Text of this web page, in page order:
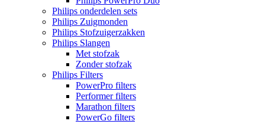
Philips onderdelen sets
Philips Zuigmonden
Philips Stofzuigerzakken
Philips Slangen
Met stofzak
Zonder stofzak
Philips Filters
PowerPro filters
Performer filters
Marathon filters
PowerGo filters